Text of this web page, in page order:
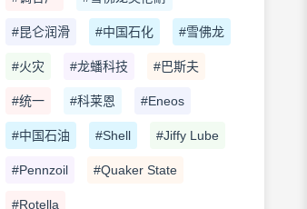
#昆仑润滑 #中国石化 #雪佛龙
#火灾 #龙蟠科技 #巴斯夫
#统一 #科莱恩 #Eneos
#中国石油 #Shell #Jiffy Lube
#Pennzoil #Quaker State
#Rotella